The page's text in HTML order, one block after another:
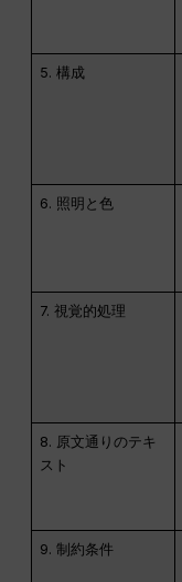
5. 構成
6. 照明と色
7. 視覚的処理
8. 原文通りのテキ
スト
9. 制約条件